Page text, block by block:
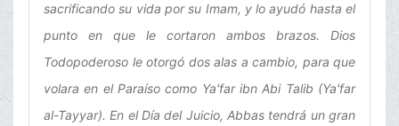
sacrificando su vida por su Imam, y lo ayudó hasta el
punto en que le cortaron ambos brazos. Dios
Todopoderoso le otorgó dos alas a cambio, para que
volara en el Paraíso como Ya'far ibn Abi Talib (Ya'far
al-Tayyar). En el Día del Juicio, Abbas tendrá un gran